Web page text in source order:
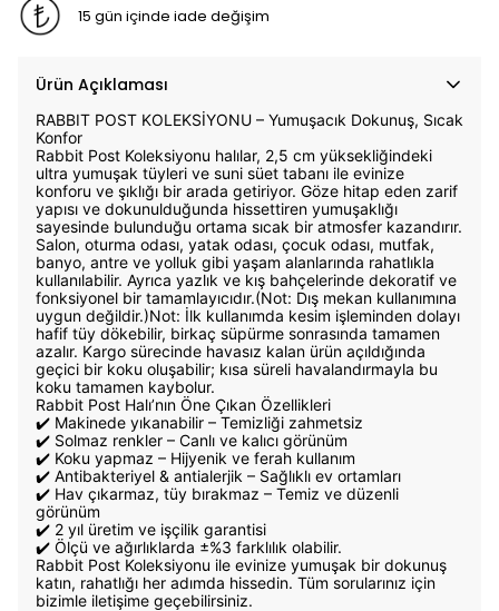
15 gün içinde iade değişim
Ürün Açıklaması
RABBIT POST KOLEKSİYONU – Yumuşacık Dokunuş, Sıcak
Konfor
Rabbit Post Koleksiyonu halılar, 2,5 cm yüksekliğindeki
ultra yumuşak tüyleri ve suni süet tabanı ile evinize
konforu ve şıklığı bir arada getiriyor. Göze hitap eden zarif
yapısı ve dokunulduğunda hissettiren yumuşaklığı
sayesinde bulunduğu ortama sıcak bir atmosfer kazandırır.
Salon, oturma odası, yatak odası, çocuk odası, mutfak,
banyo, antre ve yolluk gibi yaşam alanlarında rahatlıkla
kullanılabilir. Ayrıca yazlık ve kış bahçelerinde dekoratif ve
fonksiyonel bir tamamlayıcıdır.(Not: Dış mekan kullanımına
uygun değildir.)Not: İlk kullanımda kesim işleminden dolayı
hafif tüy dökebilir, birkaç süpürme sonrasında tamamen
azalır. Kargo sürecinde havasız kalan ürün açıldığında
geçici bir koku oluşabilir; kısa süreli havalandırmayla bu
koku tamamen kaybolur.
Rabbit Post Halı’nın Öne Çıkan Özellikleri
✔️ Makinede yıkanabilir – Temizliği zahmetsiz
✔️ Solmaz renkler – Canlı ve kalıcı görünüm
✔️ Koku yapmaz – Hijyenik ve ferah kullanım
✔️ Antibakteriyel & antialerjik – Sağlıklı ev ortamları
✔️ Hav çıkarmaz, tüy bırakmaz – Temiz ve düzenli
görünüm
✔️ 2 yıl üretim ve işçilik garantisi
✔️ Ölçü ve ağırlıklarda ±%3 farklılık olabilir.
Rabbit Post Koleksiyonu ile evinize yumuşak bir dokunuş
katın, rahatlığı her adımda hissedin. Tüm sorularınız için
bizimle iletişime geçebilirsiniz.